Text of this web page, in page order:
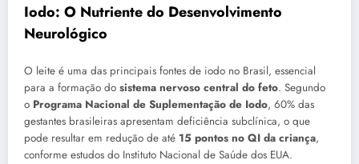
Iodo: O Nutriente do Desenvolvimento
Neurológico
O leite é uma das principais fontes de iodo no Brasil, essencial
para a formação do sistema nervoso central do feto. Segundo
o Programa Nacional de Suplementação de Iodo, 60% das
gestantes brasileiras apresentam deficiência subclínica, o que
pode resultar em redução de até 15 pontos no QI da criança,
conforme estudos do Instituto Nacional de Saúde dos EUA.